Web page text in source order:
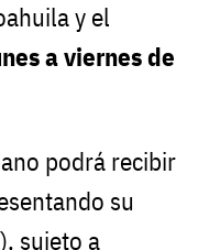
y el
a viernes de
podrá recibir
su
sujeto a